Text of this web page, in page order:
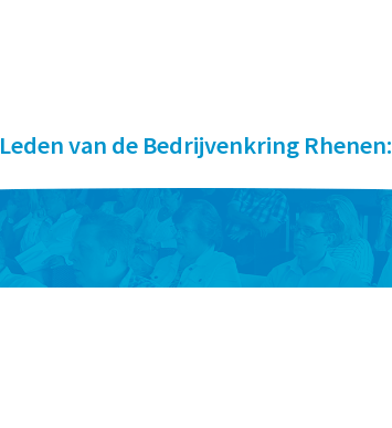
Leden van de Bedrijvenkring Rhenen: